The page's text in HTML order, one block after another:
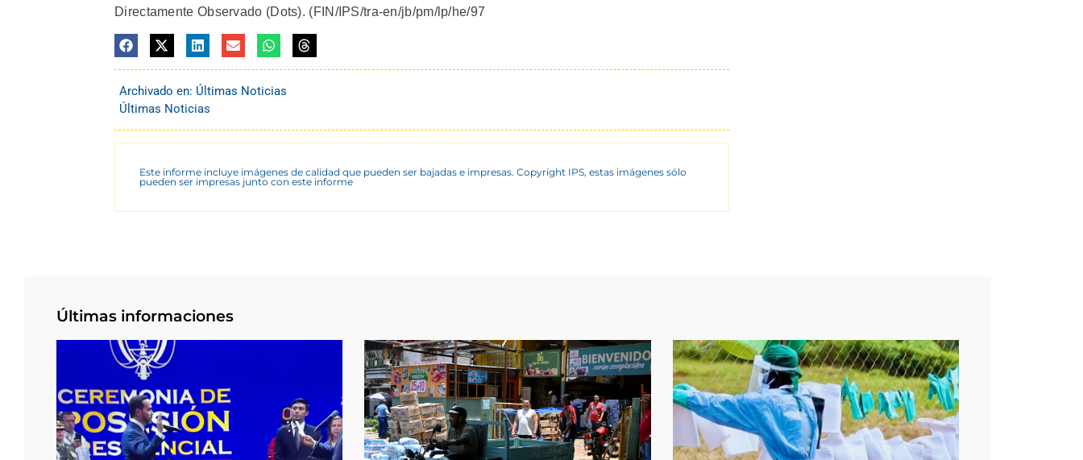
Directamente Observado (Dots). (FIN/IPS/tra-en/jb/pm/lp/he/97
Archivado en: Últimas Noticias
Últimas Noticias
Este informe incluye imágenes de calidad que pueden ser bajadas e impresas. Copyright IPS, estas imágenes sólo
pueden ser impresas junto con este informe
Últimas informaciones